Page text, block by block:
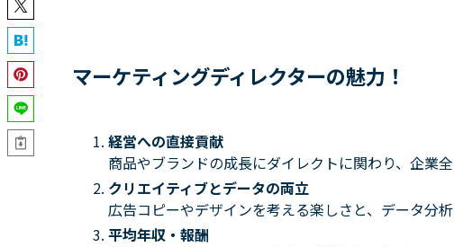
マーケティングディレクターの魅力！
経営への直接貢献
商品やブランドの成長にダイレクトに関わり、企業
クリエイティブとデータの両立
広告コピーやデザインを考える楽しさと、データ分
平均年収・報酬